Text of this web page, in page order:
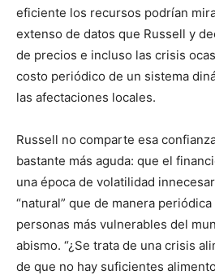
eficiente los recursos podrían
extenso de datos que Russell y
de precios e incluso las crisis
costo periódico de un sistema
las afectaciones locales.
Russell no comparte esa
bastante más aguda: que el
una época de volatilidad
“natural” que de manera
personas más vulnerables del
abismo. “¿Se trata de una crisis
de que no hay suficientes